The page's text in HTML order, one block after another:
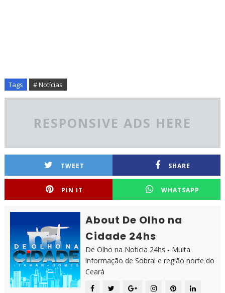
Tags # Notícias
RESPONSIVE ADS HERE
TWEET SHARE
PIN IT WHATSAPP
About De Olho na
Cidade 24hs
De Olho na Notícia 24hs - Muita
informação de Sobral e região norte do
Ceará